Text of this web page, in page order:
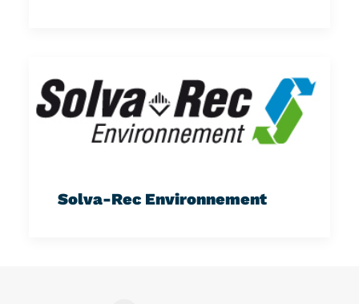
Solva-Rec Environnement